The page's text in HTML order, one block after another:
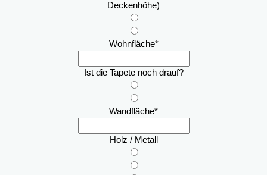
Deckenhöhe)
Wohnfläche*
Ist die Tapete noch drauf?
Wandfläche*
Holz / Metall